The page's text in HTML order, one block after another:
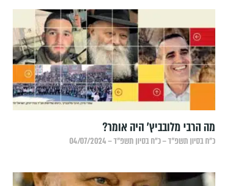
מה הרבי מלובביץ' היה אומר?
כ״ח בסיון תשפ״ד – כ״ח בסיון תשפ״ד – 04/07/2024